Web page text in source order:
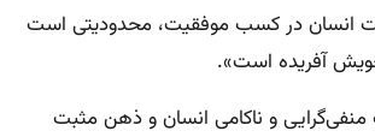
انسان در کسب موفقیت، محدودیتی است
آفریده است‌».
و ناکامی انسان و ذهن مثبت